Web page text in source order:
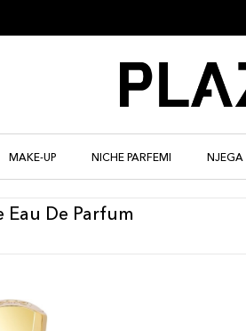
MAKE-UP NICHE PARFEMI NJEGA
Eau De Parfum